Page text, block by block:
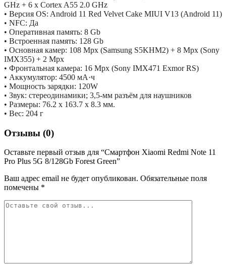
GHz + 6 x Cortex A55 2.0 GHz
• Версия OS: Android 11 Red Velvet Cake MIUI V13 (Android 11)
• NFC: Да
• Оперативная память: 8 Gb
• Встроенная память: 128 Gb
• Основная камер: 108 Mpx (Samsung S5KHM2) + 8 Mpx (Sony
IMX355) + 2 Mpx
• Фронтальная камера: 16 Mpx (Sony IMX471 Exmor RS)
• Аккумулятор: 4500 мА·ч
• Мощность зарядки: 120W
• Звук: стереодинамики; 3,5-мм разъём для наушников
• Размеры: 76.2 x 163.7 x 8.3 мм.
• Вес: 204 г
Отзывы (0)
Оставьте первый отзыв для “Смартфон Xiaomi Redmi Note 11
Pro Plus 5G 8/128Gb Forest Green”
Ваш адрес email не будет опубликован. Обязательные поля
помечены *